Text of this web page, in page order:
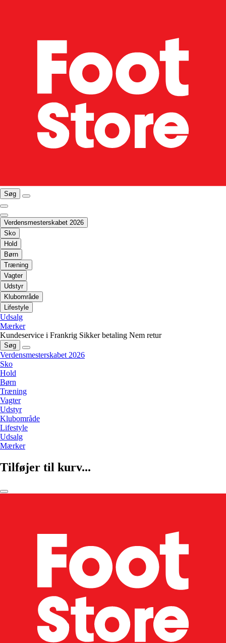
Søg
Verdensmesterskabet 2026
Sko
Hold
Børn
Træning
Vagter
Udstyr
Klubområde
Lifestyle
Udsalg
Mærker
Kundeservice i Frankrig Sikker betaling Nem retur
Søg
Verdensmesterskabet 2026
Sko
Hold
Børn
Træning
Vagter
Udstyr
Klubområde
Lifestyle
Udsalg
Mærker
Tilføjer til kurv...